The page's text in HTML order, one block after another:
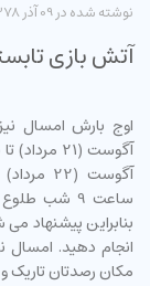
نوشته شده در09 آذر 1378
آتش بازی
آگوست
ساعت 9 شب
انجام دهید. امسال
مکان رصدتان تاریک